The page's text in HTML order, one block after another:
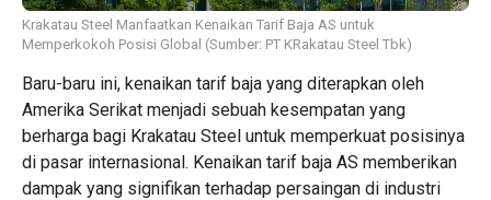
Krakatau Steel Manfaatkan Kenaikan Tarif Baja AS untuk
Memperkokoh Posisi Global (Sumber: PT KRakatau Steel Tbk)
Baru-baru ini, kenaikan tarif baja yang diterapkan oleh
Amerika Serikat menjadi sebuah kesempatan yang
berharga bagi Krakatau Steel untuk memperkuat posisinya
di pasar internasional. Kenaikan tarif baja AS memberikan
dampak yang signifikan terhadap persaingan di industri